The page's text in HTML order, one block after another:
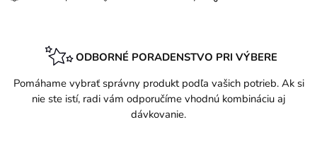
ODBORNÉ PORADENSTVO PRI VÝBERE
Pomáhame vybrať správny produkt podľa vašich potrieb. Ak si
nie ste istí, radi vám odporučíme vhodnú kombináciu aj
dávkovanie.